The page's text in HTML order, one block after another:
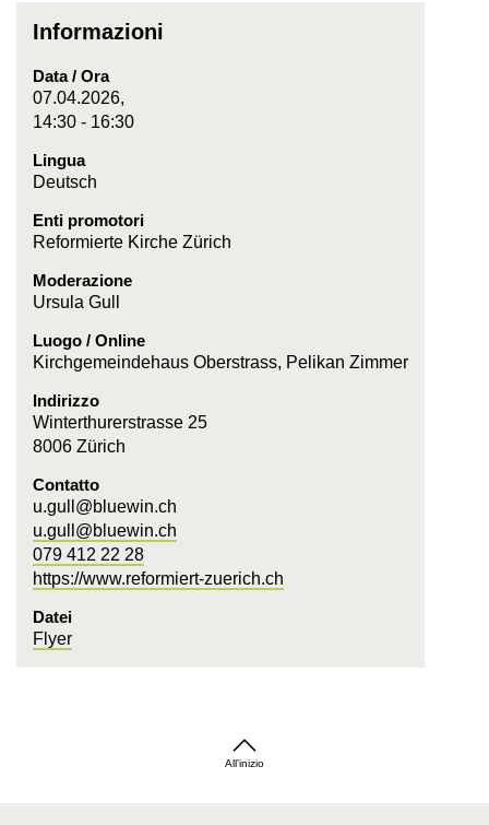
Informazioni
Data / Ora
07.04.2026,
14:30 - 16:30
Lingua
Deutsch
Enti promotori
Reformierte Kirche Zürich
Moderazione
Ursula Gull
Luogo / Online
Kirchgemeindehaus Oberstrass, Pelikan Zimmer
Indirizzo
Winterthurerstrasse 25
8006 Zürich
Contatto
u.gull@bluewin.ch
u.gull@bluewin.ch
079 412 22 28
https://www.reformiert-zuerich.ch
Datei
Flyer
All'inizio